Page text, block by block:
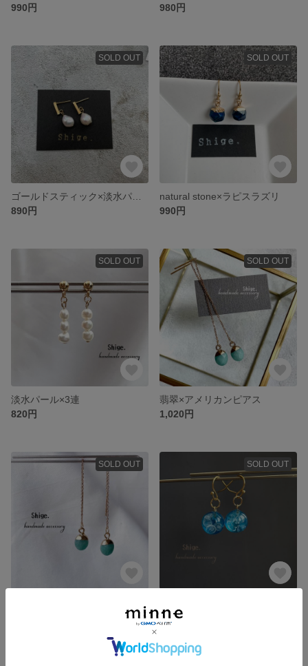
990円
980円
SOLD OUT
890円
SOLD OUT
natural stone×ラピスラズリ
990円
SOLD OUT
淡水パール×3連
820円
SOLD OUT
翡翠×アメリカンピアス
1,020円
SOLD OUT SOLD OUT
800円